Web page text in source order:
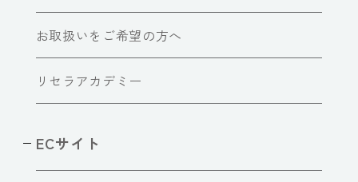
お取扱いをご希望の方へ
リセラアカデミー
ECサイト